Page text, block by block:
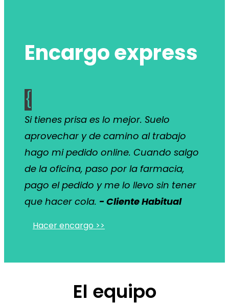
Encargo express
{
Si tienes prisa es lo mejor. Suelo
aprovechar y de camino al trabajo
hago mi pedido online. Cuando salgo
de la oficina, paso por la farmacia,
pago el pedido y me lo llevo sin tener
que hacer cola. - Cliente Habitual
Hacer encargo >>
El equipo